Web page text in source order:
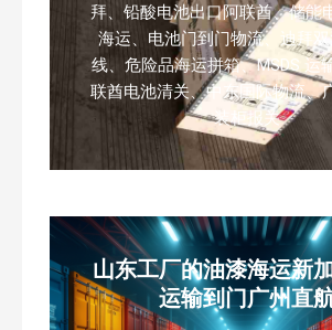
拜、铅酸电池出口阿联酋、储能
海运、电池门到门物流、迪拜
线、危险品海运拼箱、MSDS 运
联酋电池清关、中东国际物流、
装柜报关
山东工厂的油漆海运新
运输到门广州直